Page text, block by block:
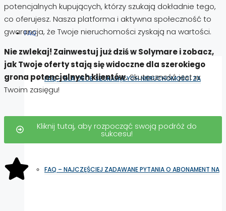
FAQ
FAQ – DLA OSÓB SZUKAJĄCYCH NIERUCHOMOŚCI ZA
GRANICĄ
FAQ – NAJCZĘŚCIEJ ZADAWANE PYTANIA O ABONAMENT NA
potencjalnych kupujących, którzy szukają dokładnie tego,
co oferujesz. Nasza platforma i aktywna społeczność to
gwarancja, że Twoje nieruchomości zyskają na wartości.
Nie zwlekaj! Zainwestuj już dziś w Solymare i zobacz,
jak Twoje oferty stają się widoczne dla szerokiego
grona potencjalnych klientów.Skuteczność jest w
Twoim zasięgu!
Kliknij tutaj, aby rozpocząć swoją podróż do
sukcesu!